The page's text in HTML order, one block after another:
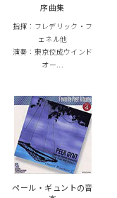
序曲集
指揮：フレデリック・フ
ェネル他
演奏：東京佼成ウインド
オー...
ペール・ギュントの音